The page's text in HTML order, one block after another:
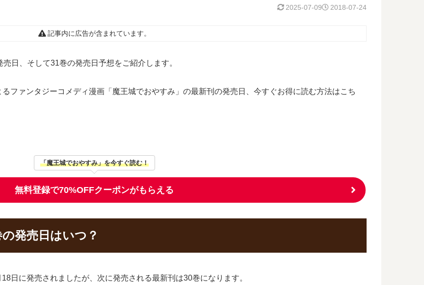
2018-07-24
2025-07-09
記事内に広告が含まれています。
日、そして31巻の発売日予想をご紹介します。
ファンタジーコメディ漫画「魔王城でおやすみ」の最新刊の発売日、今すぐお得に読む方法はこち
「魔王城でおやすみ」を今すぐ読む！
無料登録で70%OFFクーポンがもらえる
発売日はいつ？
日に発売されましたが、次に発売される最新刊は30巻になります。